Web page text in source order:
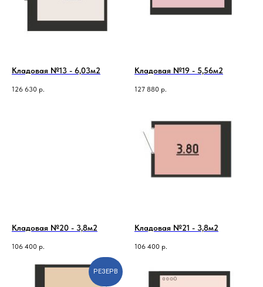
Кладовая №13 - 6,03м2
126 630 р.
Кладовая №19 - 5,56м2
127 880 р.
Кладовая №20 - 3,8м2
106 400 р.
Кладовая №21 - 3,8м2
106 400 р.
РЕЗЕРВ